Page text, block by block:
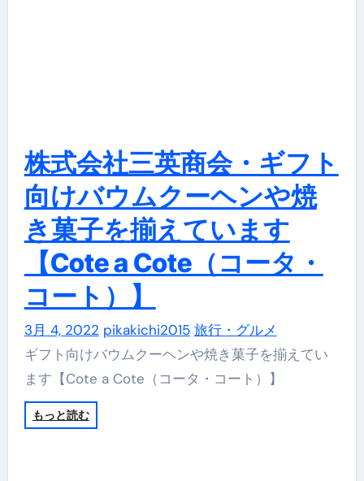
株式会社三英商会・ギフト
向けバウムクーヘンや焼
き菓子を揃えています
【Cote a Cote（コータ・
コート）】
3月 4, 2022 pikakichi2015 旅行・グルメ
ギフト向けバウムクーヘンや焼き菓子を揃えてい
ます【Cote a Cote（コータ・コート）】
もっと読む